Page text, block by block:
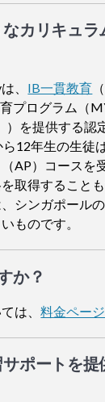
カリキュラ
、 IB一貫教育
プログラム（
）を提供する認
12年生の生徒
AP）コースを
取得すること
シンガポール
ものです。
か？
は、料金ページ
ポートを提